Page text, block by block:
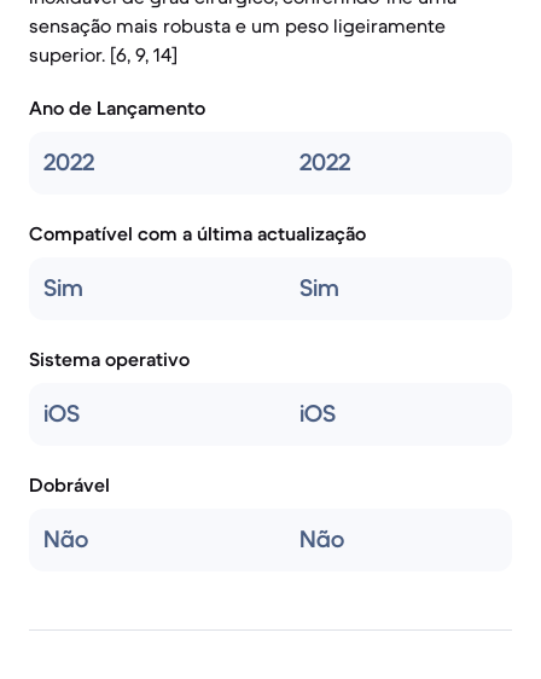
sensação mais robusta e um peso ligeiramente
superior. [6, 9, 14]
Ano de Lançamento
2022 2022
Compatível com a última actualização
Sim Sim
Sistema operativo
iOS iOS
Dobrável
Não Não